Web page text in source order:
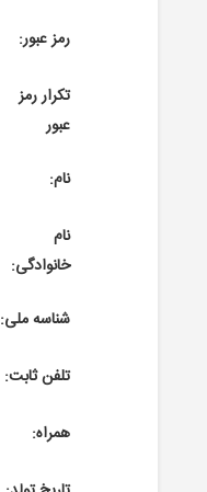
رمز عبور:
تکرار رمز
عبور
نام:
نام
خانوادگی:
شناسه ملی:
تلفن ثابت:
همراه: